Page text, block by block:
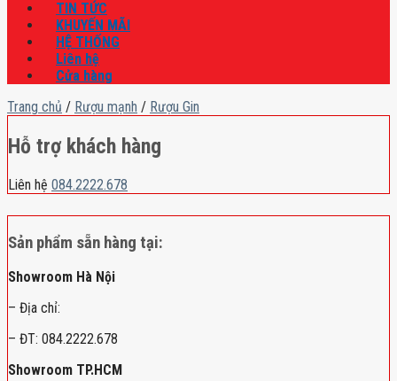
TIN TỨC
KHUYẾN MÃI
HỆ THỐNG
Liên hệ
Cửa hàng
Trang chủ / Rượu mạnh / Rượu Gin
Hỗ trợ khách hàng
Liên hệ 084.2222.678
Sản phẩm sẵn hàng tại:
Showroom Hà Nội
– Địa chỉ:
– ĐT: 084.2222.678
Showroom TP.HCM